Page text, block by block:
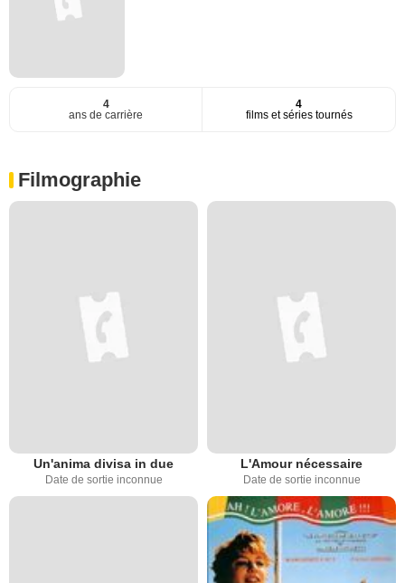
4
ans de carrière
4
films et séries tournés
Filmographie
Un'anima divisa in due
Date de sortie inconnue
L'Amour nécessaire
Date de sortie inconnue